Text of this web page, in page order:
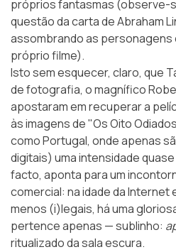
próprios fantasmas (observe-
questão da carta de Abraham
assombrando as personagens
próprio filme).
Isto sem esquecer, claro, que
de fotografia, o magnífico
apostaram em recuperar a
às imagens de "Os Oito
como Portugal, onde apenas
digitais) uma intensidade
facto, aponta para um
comercial: na idade da Internet
menos (i)legais, há uma
pertence apenas — sublinho:
ritualizado da sala escura.